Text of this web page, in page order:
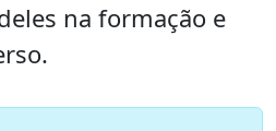
na formação e